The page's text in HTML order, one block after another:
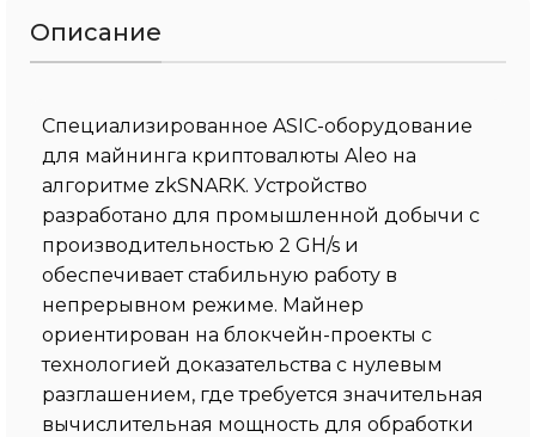
Описание
Специализированное ASIC-оборудование
для майнинга криптовалюты Aleo на
алгоритме zkSNARK. Устройство
разработано для промышленной добычи с
производительностью 2 GH/s и
обеспечивает стабильную работу в
непрерывном режиме. Майнер
ориентирован на блокчейн-проекты с
технологией доказательства с нулевым
разглашением, где требуется значительная
вычислительная мощность для обработки